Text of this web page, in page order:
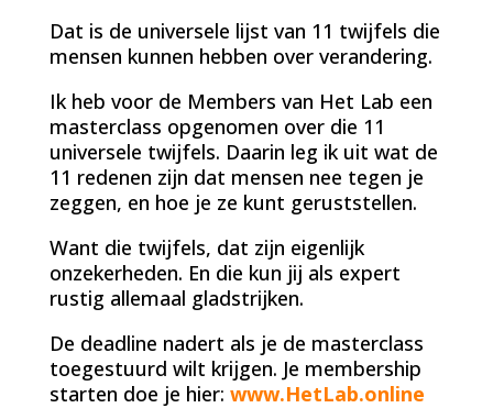
Dat is de universele lijst van 11 twijfels die
mensen kunnen hebben over verandering.
Ik heb voor de Members van Het Lab een
masterclass opgenomen over die 11
universele twijfels. Daarin leg ik uit wat de
11 redenen zijn dat mensen nee tegen je
zeggen, en hoe je ze kunt geruststellen.
Want die twijfels, dat zijn eigenlijk
onzekerheden. En die kun jij als expert
rustig allemaal gladstrijken.
De deadline nadert als je de masterclass
toegestuurd wilt krijgen. Je membership
starten doe je hier: www.HetLab.online